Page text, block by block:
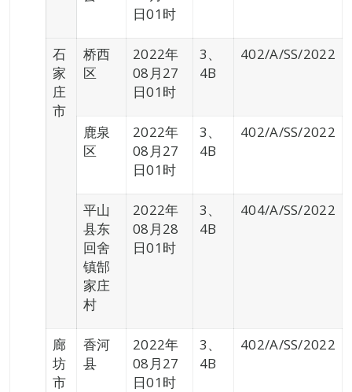
日01时
石
家
庄
市
桥西
区
2022年
08月27
日01时
3、
4B
402/A/SS/2022
鹿泉
区
2022年
08月27
日01时
3、
4B
402/A/SS/2022
平山
县东
回舍
镇郜
家庄
村
2022年
08月28
日01时
3、
4B
404/A/SS/2022
廊
坊
市
香河
县
2022年
08月27
日01时
3、
4B
402/A/SS/2022